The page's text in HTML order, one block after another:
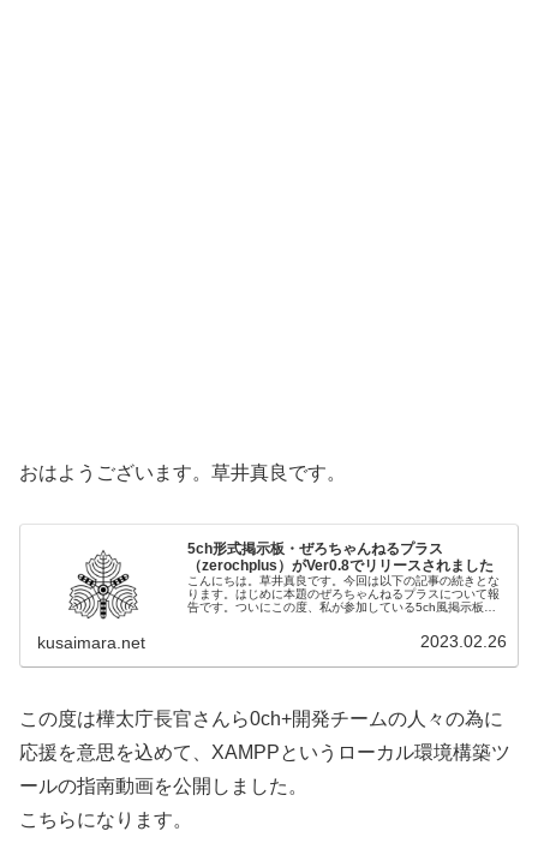
おはようございます。草井真良です。
5ch形式掲示板・ぜろちゃんねるプラス
（zerochplus）がVer0.8でリリースされました
こんにちは。草井真良です。今回は以下の記事の続きとな
ります。はじめに本題のぜろちゃんねるプラスについて報
告です。ついにこの度、私が参加している5ch風掲示板の
kusaimara.net 2023.02.26
この度は樺太庁長官さんら0ch+開発チームの人々の為に
応援を意思を込めて、XAMPPというローカル環境構築ツ
ールの指南動画を公開しました。
こちらになります。